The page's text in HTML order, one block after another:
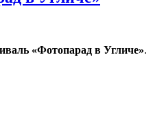
«Фотопарад в Угличе».